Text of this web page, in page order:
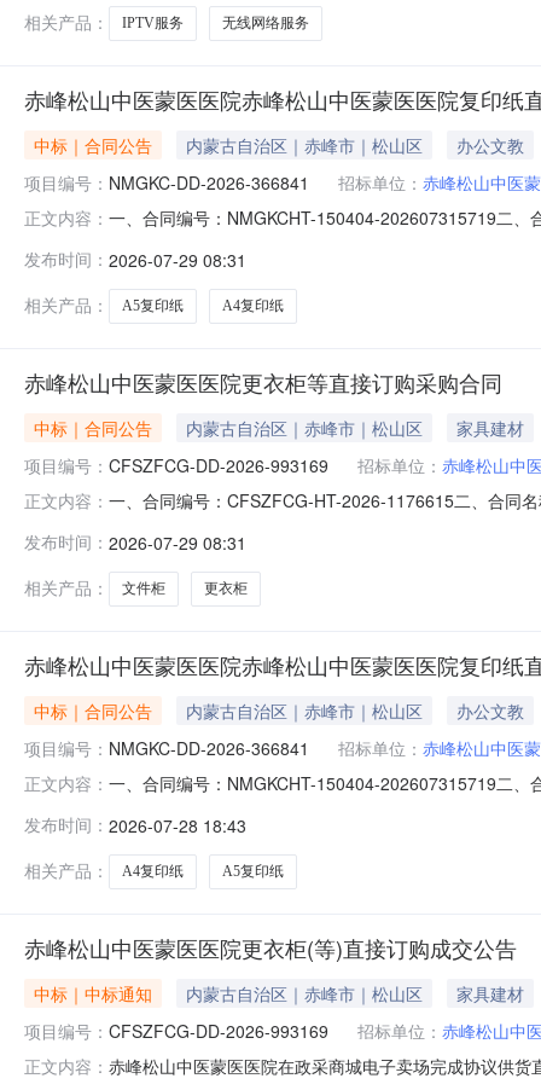
同所必需的设备
相关产品： IPTV服务 无线网络服务
赤峰松山中医蒙医医院赤峰松山中医蒙医医院复印纸
中标｜合同公告 内蒙古自治区｜赤峰市｜松山区
办公文教
项目编号： NMGKC-DD-2026-366841 招标单位： 赤峰松山中医
正文内容： 一、合同编号：NMGKCHT-150404-202607315719二
13314767397供应商(乙方)：红山区恒泰办公用品商行
发布时间： 2026-07-29 08:31
相关产品：
A5复印纸 A4复印纸
赤峰松山中医蒙医医院更衣柜等直接订购采购合同
中标｜合同公告 内蒙古自治区｜赤峰市｜松山区
家具建材
项目编号： CFSZFCG-DD-2026-993169 招标单位： 赤峰松山中
正文内容： 一、合同编号：CFSZFCG-HT-2026-1176615二、合同
方）：红山区君海办公家具行地址：内蒙古自治区赤峰
发布时间： 2026-07-29 08:31
相关产品：
文件柜 更衣柜
赤峰松山中医蒙医医院赤峰松山中医蒙医医院复印纸
中标｜合同公告 内蒙古自治区｜赤峰市｜松山区
办公文教
项目编号： NMGKC-DD-2026-366841 招标单位： 赤峰松山中医
正文内容： 一、合同编号：NMGKCHT-150404-202607315719二
13314767397供应商(乙方)：红山区恒泰办公用品商行
发布时间： 2026-07-28 18:43
相关产品：
A4复印纸 A5复印纸
赤峰松山中医蒙医医院更衣柜(等)直接订购成交公告
中标｜中标通知 内蒙古自治区｜赤峰市｜松山区
家具建材
项目编号： CFSZFCG-DD-2026-993169 招标单位： 赤峰松山中
正文内容： 赤峰松山中医蒙医医院在政采商城电子卖场完成协议供